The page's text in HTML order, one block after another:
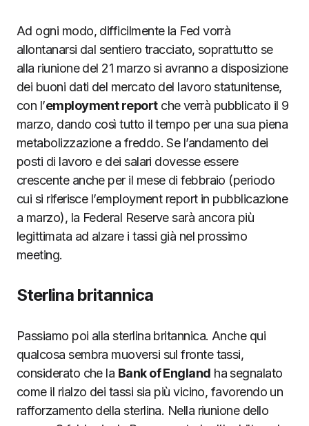
Ad ogni modo, difficilmente la Fed vorrà
allontanarsi dal sentiero tracciato, soprattutto se
alla riunione del 21 marzo si avranno a disposizione
dei buoni dati del mercato del lavoro statunitense,
con l’employment reportche verrà pubblicato il 9
marzo, dando così tutto il tempo per una sua piena
metabolizzazione a freddo. Se l’andamento dei
posti di lavoro e dei salari dovesse essere
crescente anche per il mese di febbraio (periodo
cui si riferisce l’employment report in pubblicazione
a marzo), la Federal Reserve sarà ancora più
legittimata ad alzare i tassi già nel prossimo
meeting.
Sterlina britannica
Passiamo poi alla sterlina britannica. Anche qui
qualcosa sembra muoversi sul fronte tassi,
considerato che la Bank of England ha segnalato
come il rialzo dei tassi sia più vicino, favorendo un
rafforzamento della sterlina. Nella riunione dello